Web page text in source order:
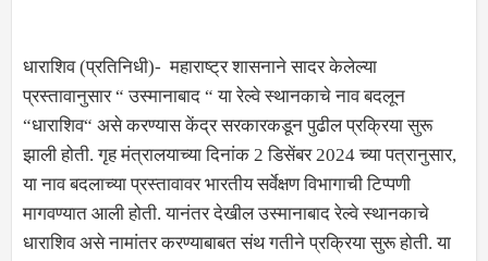
धाराशिव (प्रतिनिधी)- महाराष्ट्र शासनाने सादर केलेल्या
प्रस्तावानुसार “ उस्मानाबाद “ या रेल्वे स्थानकाचे नाव बदलून
“धाराशिव“ असे करण्यास केंद्र सरकारकडून पुढील प्रक्रिया सुरू
झाली होती. गृह मंत्रालयाच्या दिनांक 2 डिसेंबर 2024 च्या पत्रानुसार,
या नाव बदलाच्या प्रस्तावावर भारतीय सर्वेक्षण विभागाची टिप्पणी
मागवण्यात आली होती. यानंतर देखील उस्मानाबाद रेल्वे स्थानकाचे
धाराशिव असे नामांतर करण्याबाबत संथ गतीने प्रक्रिया सुरू होती. या